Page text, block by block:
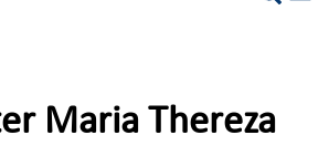
Maria Thereza